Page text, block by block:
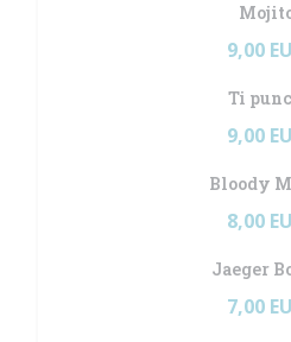
9,00
Ti
9,00
Bloody
8,00
Jaeger
7,00